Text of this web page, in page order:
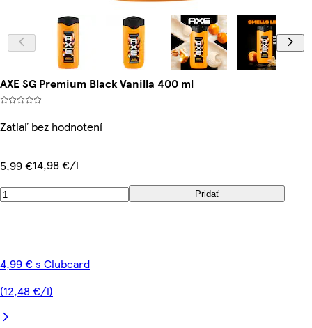
AXE SG Premium Black Vanilla 400 ml
Zatiaľ bez hodnotení
5,99 €14,98 €/l
Pridať
4,99 € s Clubcard
(12,48 €/l)